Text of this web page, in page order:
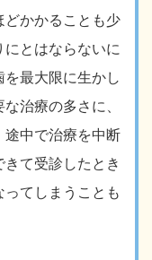
どかかることも少
とはならないに
を最大限に生かし
治療の多さに、
途中で治療を中断
て受診したとき
てしまうことも